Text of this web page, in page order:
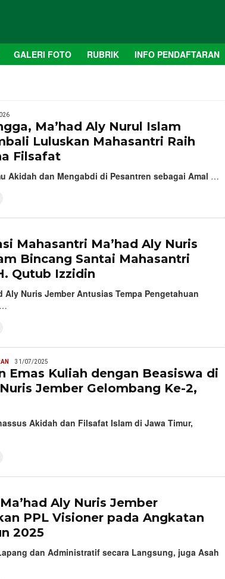
GALERI FOTO RUBRIK INFO PENDAFTARAN
Ma’had Aly Nurul Islam
Luluskan Mahasantri Raih
Filsafat
Akidah dan Mengabdi di Pesantren sebagai Amal …
Mahasantri Ma’had Aly Nuris
Bincang Santai Mahasantri
Qutub Izzidin
Aly Nuris Jember Antusias Tempa Pengetahuan
…
31/07/2025
Emas Kuliah dengan Beasiswa di
Jember Gelombang Ke-2,
Akidah dan Filsafat Islam di Jawa Timur,
Aly Nuris Jember
PPL Visioner pada Angkatan
2025
dan Administratif secara Langsung, juga Asah